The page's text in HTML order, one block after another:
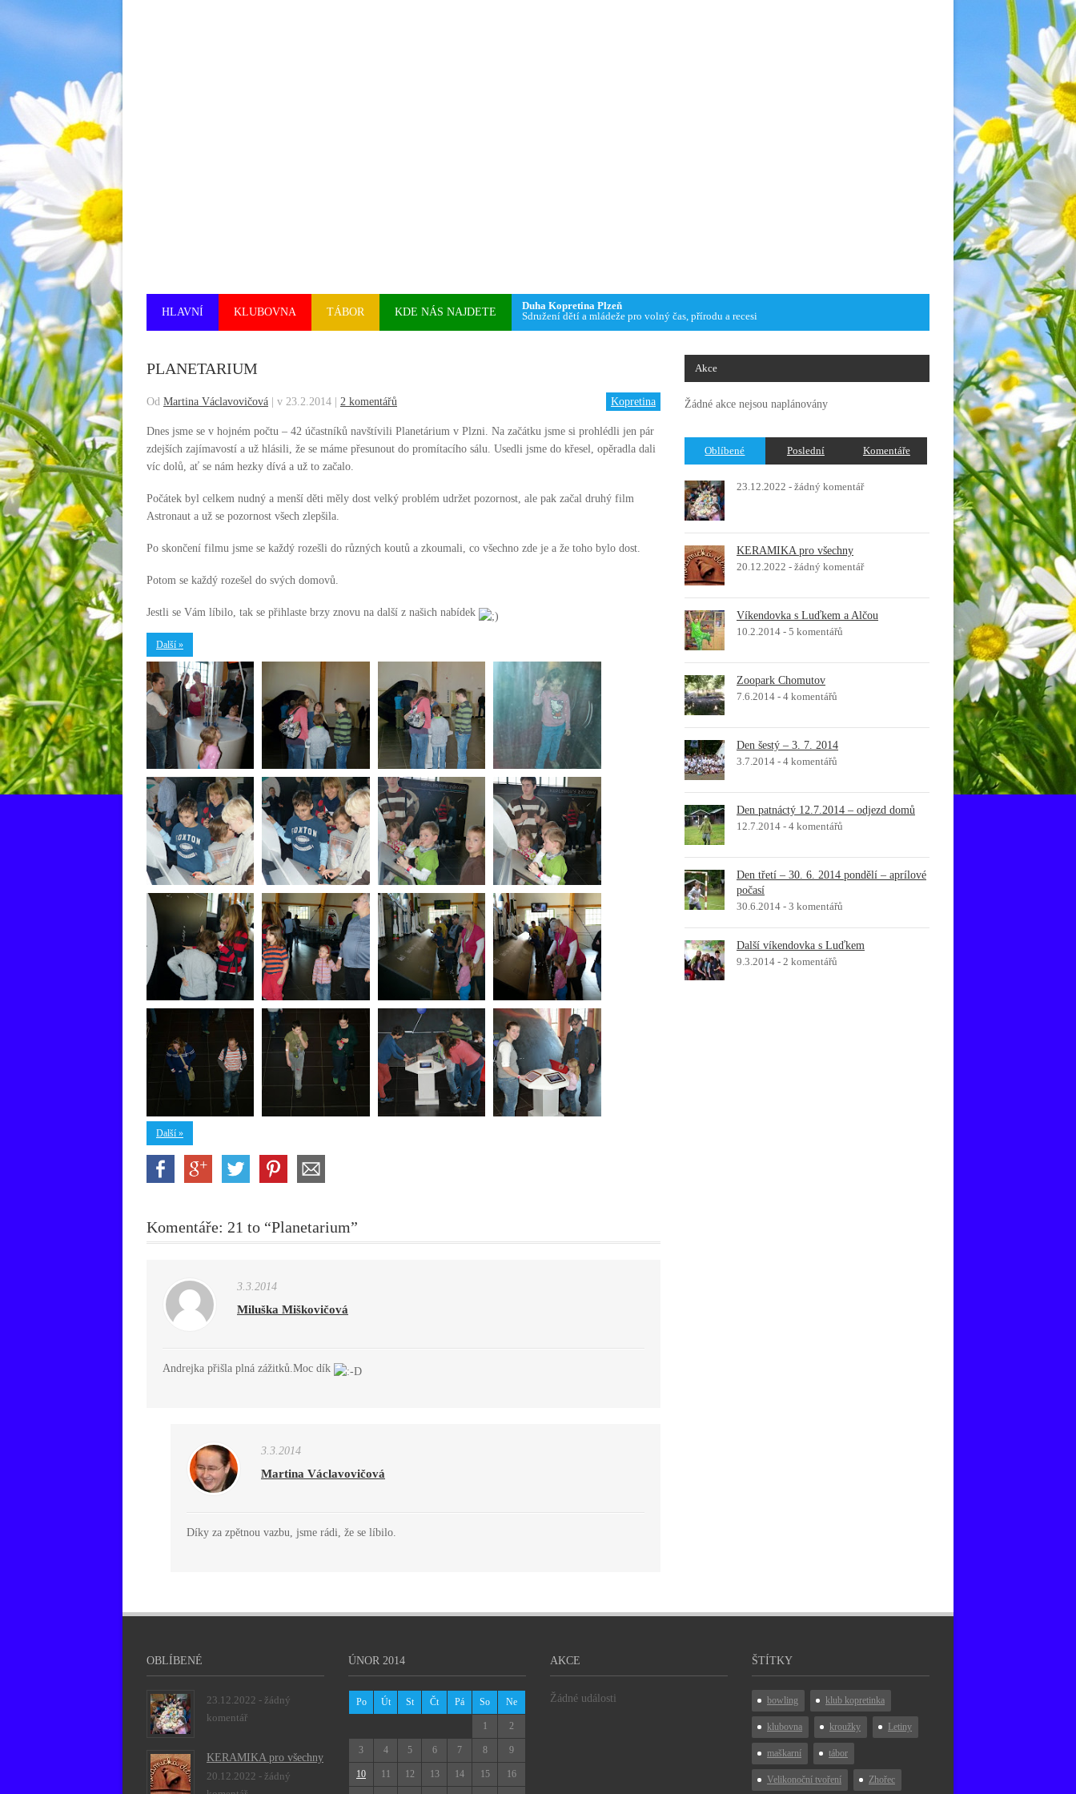
HLAVNÍ KLUBOVNA TÁBOR KDE NÁS NAJDETE
Duha Kopretina Plzeň
Sdružení dětí a mládeže pro volný čas, přírodu a recesi
PLANETARIUM
Od Martina Václavovičová v 23.2.2014 2 komentářů Kopretina
Dnes jsme se v hojném počtu – 42 účastníků navštívili Planetárium v Plzni. Na začátku jsme si prohlédli jen pár
zdejších zajímavostí a už hlásili, že se máme přesunout do promítacího sálu. Usedli jsme do křesel, opěradla dali
víc dolů, ať se nám hezky dívá a už to začalo.
Počátek byl celkem nudný a menší děti měly dost velký problém udržet pozornost, ale pak začal druhý film
Astronaut a už se pozornost všech zlepšila.
Po skončení filmu jsme se každý rozešli do různých koutů a zkoumali, co všechno zde je a že toho bylo dost.
Potom se každý rozešel do svých domovů.
Jestli se Vám líbilo, tak se přihlaste brzy znovu na další z našich nabídek
Další »
Další »
Komentáře: 21 to “Planetarium”
3.3.2014
Miluška Miškovičová
Andrejka přišla plná zážitků.Moc dík
3.3.2014
Martina Václavovičová
Díky za zpětnou vazbu, jsme rádi, že se líbilo.
Akce
Žádné akce nejsou naplánovány
Oblíbené Poslední Komentáře
23.12.2022 - žádný komentář
KERAMIKA pro všechny
20.12.2022 - žádný komentář
Víkendovka s Luďkem a Alčou
10.2.2014 - 5 komentářů
Zoopark Chomutov
7.6.2014 - 4 komentářů
Den šestý – 3. 7. 2014
3.7.2014 - 4 komentářů
Den patnáctý 12.7.2014 – odjezd domů
12.7.2014 - 4 komentářů
Den třetí – 30. 6. 2014 pondělí – aprílové
počasí
30.6.2014 - 3 komentářů
Další víkendovka s Luďkem
9.3.2014 - 2 komentářů
OBLÍBENÉ
23.12.2022 - žádný
komentář
KERAMIKA pro všechny
20.12.2022 - žádný
ÚNOR 2014
Po Út St Čt Pá So Ne
1 2
3 4 5 6 7 8 9
10 11 12 13 14 15 16
AKCE
Žádné události
ŠTÍTKY
bowling klub kopretinka
klubovna kroužky Letiny
maškarní tábor
Velikonoční tvoření Zhořec